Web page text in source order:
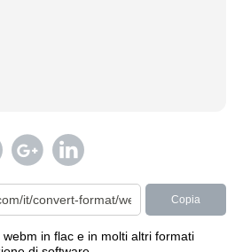
Copia
in flac e in molti altri formati